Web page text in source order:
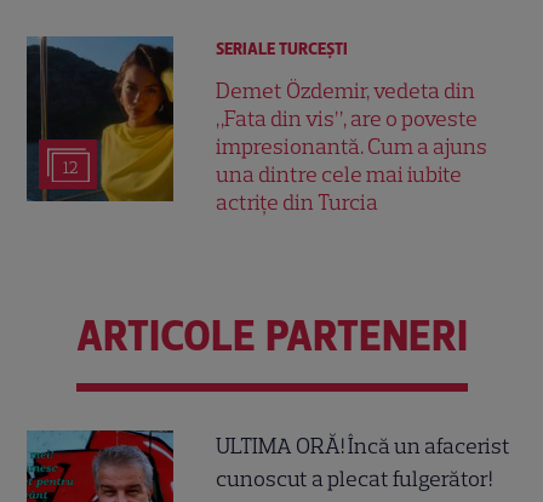
12
SERIALE TURCEŞTI
Demet Özdemir, vedeta din
„Fata din vis”, are o poveste
impresionantă. Cum a ajuns
una dintre cele mai iubite
actrițe din Turcia
ARTICOLE PARTENERI
ULTIMA ORĂ! Încă un afacerist
cunoscut a plecat fulgerător!